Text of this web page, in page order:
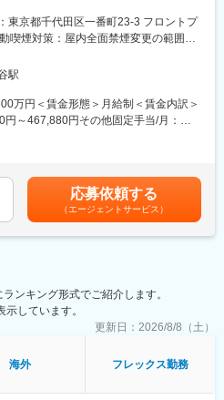
する体制を構築
自由
ただく分、働く環境はライフスタイル
択が可能です。
ライアンス上制限される自社への直接
で企業価値を押し上げ、そのリターン
す。
業務
人事部門/経営戦略/各機能部門の責任者
育成トレーニング、人事制度構築、教
関連などのコンサルティングを行いま
を獲得することが約8割です。アプロー
は専門スタッフにお任せしております
した上でのアサインがメインとなりま
験の、他業界出身者が活躍中です。
企業様を中心とし、大手航空会社・化
系のグループ企業などとお取引がござ
門と専任の担当者が行い、コンサルタ
担っております。
東京都千代田区一番町23-3 フロントプ
喫煙対策：屋内全面禁煙変更の範囲：
ートワーク含む）
駅
万円＜賃金形態＞月給制＜賃金内訳＞
～467,880円その他固定手当/月：
＜給与補足＞＜モデル年収＞・アナリ
俸800万円・シニアコンサルタント：
：年俸1,200万円・シニアマネジャ
クター：年俸2,000万円※年次不問。
、選考を通じて上下する可能性があり
を含めた表記です。
応募依頼する
（エージェントサービス）
ンキング形式でご紹介します。
しています。
更新日： 2026/8/8（土）
海外 フレックス勤務